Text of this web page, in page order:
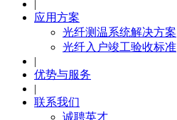
|
应用方案
光纤测温系统解决方案
光纤入户竣工验收标准
|
优势与服务
|
联系我们
诚聘英才